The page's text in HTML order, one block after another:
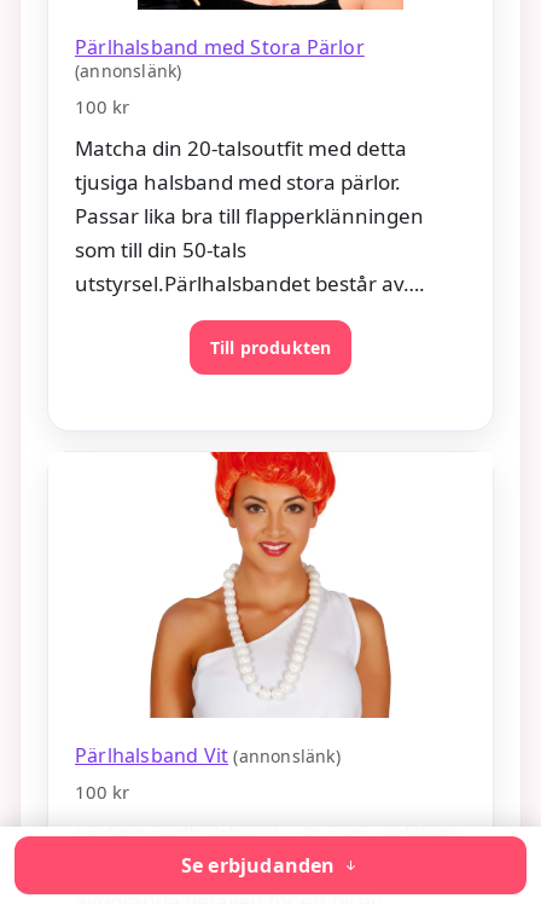
Pärlhalsband med Stora Pärlor
(annonslänk)
100 kr
Matcha din 20-talsoutfit med detta
tjusiga halsband med stora pärlor.
Passar lika bra till flapperklänningen
som till din 50-tals
utstyrsel.Pärlhalsbandet består av….
Till produkten
Pärlhalsband Vit (annonslänk)
100 kr
Läckert pärlhalsband i vitt som verkligen
piffar upp din outfit. Den sista lilla
Se erbjudanden